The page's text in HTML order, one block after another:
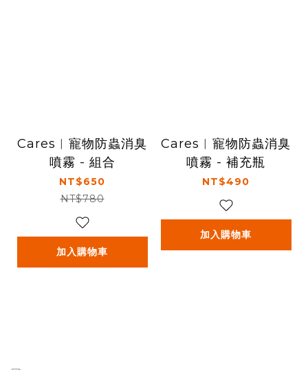
Cares︱寵物防蟲消臭
噴霧 - 組合
NT$650
NT$780
加入購物車
Cares︱寵物防蟲消臭
噴霧 - 補充瓶
NT$490
加入購物車